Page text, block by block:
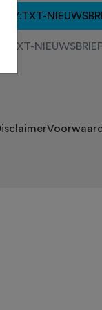
[KEY:TXT-